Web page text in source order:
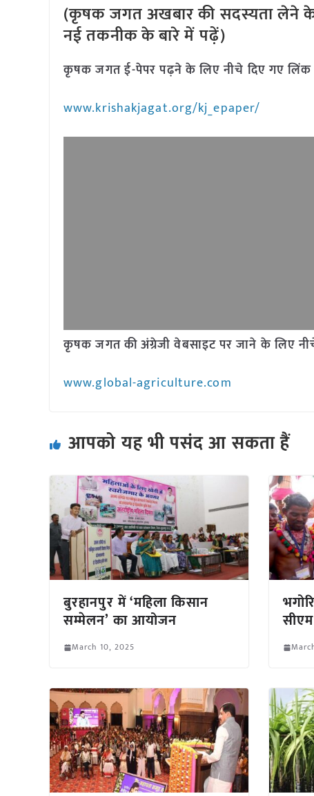
(कृषक जगत अखबार की सदस्यता लेने
नई तकनीक के बारे में पढ़ें)
कृषक जगत ई-पेपर पढ़ने के लिए नीचे दिए गए
www.krishakjagat.org/kj_epaper/
कृषक जगत की अंग्रेजी वेबसाइट पर जाने के लिए
www.global-agriculture.com
आपको यह भी पसंद आ सकता हैं
बुरहानपुर में ‘महिला किसान
सम्मेलन’ का आयोजन
March 10, 2025
सीएम